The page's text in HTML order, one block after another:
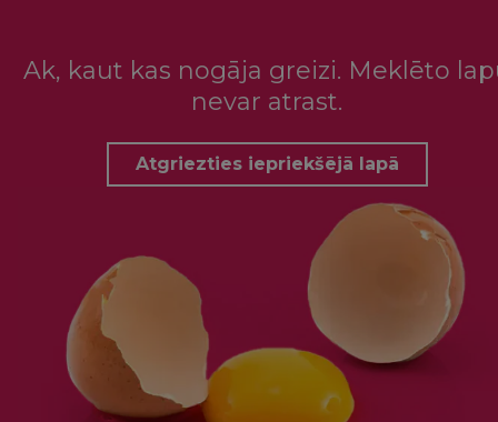
Ak, kaut kas nogāja greizi. Meklēto
nevar atrast.
Atgriezties iepriekšējā lapā